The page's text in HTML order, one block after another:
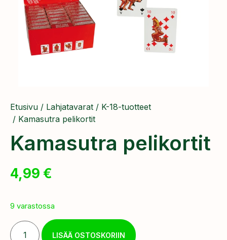
Etusivu / Lahjatavarat / K-18-tuotteet
/ Kamasutra pelikortit
Kamasutra pelikortit
4,99 €
9 varastossa
LISÄÄ OSTOSKORIIN